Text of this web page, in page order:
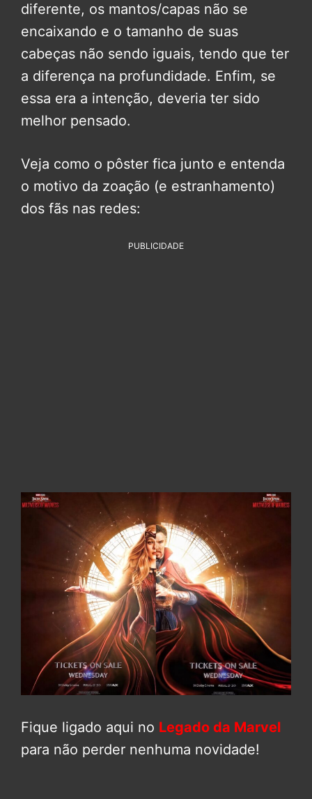
diferente, os mantos/capas não se
encaixando e o tamanho de suas
cabeças não sendo iguais, tendo que ter
a diferença na profundidade. Enfim, se
essa era a intenção, deveria ter sido
melhor pensado.
Veja como o pôster fica junto e entenda
o motivo da zoação (e estranhamento)
dos fãs nas redes:
PUBLICIDADE
Fique ligado aqui no Legado da Marvel
para não perder nenhuma novidade!